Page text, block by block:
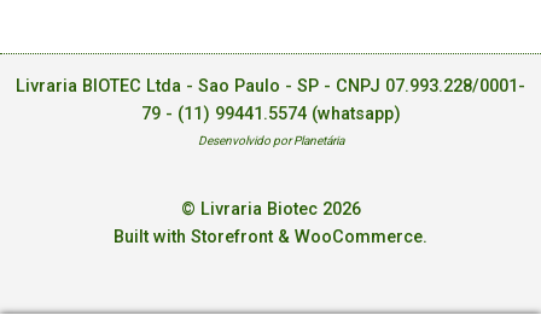
Livraria BIOTEC Ltda - Sao Paulo - SP - CNPJ 07.993.228/0001-
79 - (11) 99441.5574 (whatsapp)
Desenvolvido por Planetária
© Livraria Biotec 2026
Built with Storefront & WooCommerce.